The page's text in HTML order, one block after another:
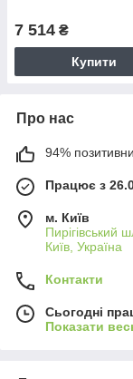
7 514 ₴
Купити
Про нас
94%
Працює з
м. Київ
Пирігівський
Київ, Україна
Контакти
Сьогодні
Показати